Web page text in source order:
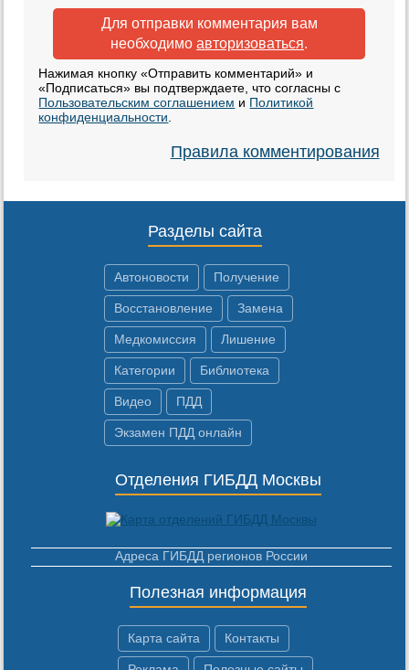
Для отправки комментария вам
необходимо авторизоваться.
Нажимая кнопку «Отправить комментарий» и
«Подписаться» вы подтверждаете, что согласны с
Пользовательским соглашением и Политикой
конфиденциальности
Правила комментирования
Разделы сайта
Автоновости Получение
Восстановление Замена
Медкомиссия Лишение
Категории Библиотека
Видео ПДД
Экзамен ПДД онлайн
Отделения ГИБДД Москвы
Адреса ГИБДД регионов России
Полезная информация
Карта сайта Контакты